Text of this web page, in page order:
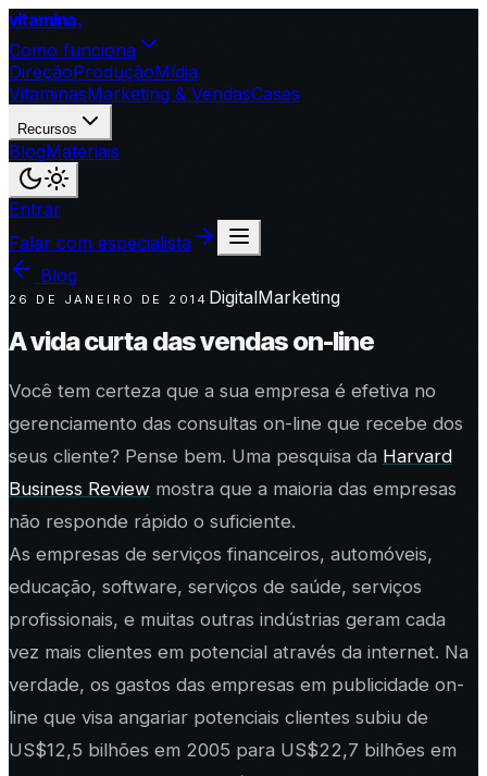
vitamina.
Como funciona
DireçãoProduçãoMídia
VitaminasMarketing & VendasCases
Recursos
BlogMateriais
Entrar
Falar com especialista
Blog
26 DE JANEIRO DE 2014 DigitalMarketing
A vida curta das vendas on-line
Você tem certeza que a sua empresa é efetiva no
gerenciamento das consultas on-line que recebe dos
seus cliente? Pense bem. Uma pesquisa da Harvard
Business Review mostra que a maioria das empresas
não responde rápido o suficiente.
As empresas de serviços financeiros, automóveis,
educação, software, serviços de saúde, serviços
profissionais, e muitas outras indústrias geram cada
vez mais clientes em potencial através da internet. Na
verdade, os gastos das empresas em publicidade on-
line que visa angariar potenciais clientes subiu de
US$12,5 bilhões em 2005 para US$22,7 bilhões em